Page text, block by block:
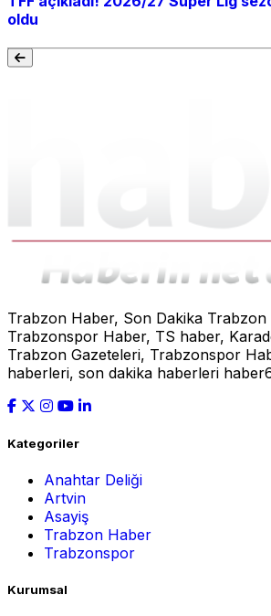
oldu
Trabzon Haber, Son Dakika Trabzon
Trabzonspor Haber, TS haber,
Trabzon Gazeteleri, Trabzonspor
haberleri, son dakika haberleri
Kategoriler
Anahtar Deliği
Artvin
Asayiş
Trabzon Haber
Trabzonspor
Kurumsal